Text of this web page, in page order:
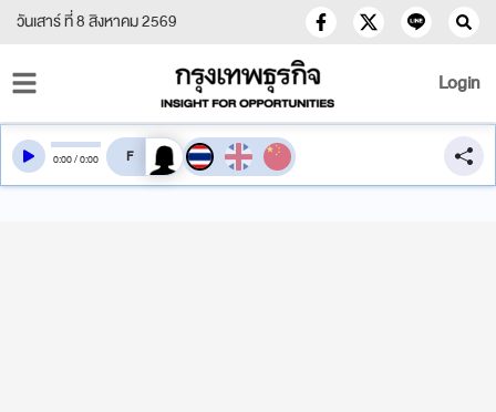
วันเสาร์ ที่ 8 สิงหาคม 2569
Login
0:00/0:00 สลับเสียงอ่าน